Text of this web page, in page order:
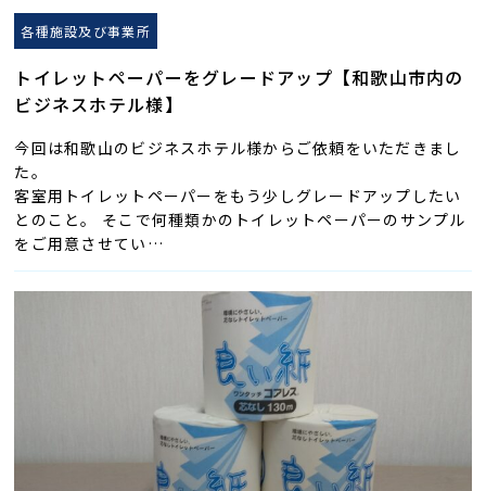
各種施設及び事業所
トイレットペーパーをグレードアップ【和歌山市内の
ビジネスホテル様】
今回は和歌山のビジネスホテル様からご依頼をいただきまし
た。
客室用トイレットペーパーをもう少しグレードアップしたい
とのこと。 そこで何種類かのトイレットペーパーのサンプル
をご用意させてい…